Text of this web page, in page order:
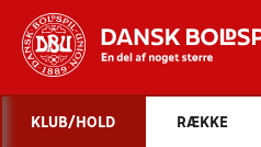
KLUB/HOLD RÆKKE